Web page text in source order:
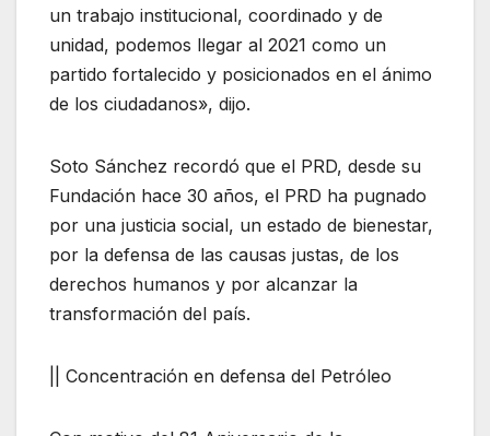
un trabajo institucional, coordinado y de
unidad, podemos llegar al 2021 como un
partido fortalecido y posicionados en el ánimo
de los ciudadanos», dijo.
Soto Sánchez recordó que el PRD, desde su
Fundación hace 30 años, el PRD ha pugnado
por una justicia social, un estado de bienestar,
por la defensa de las causas justas, de los
derechos humanos y por alcanzar la
transformación del país.
|| Concentración en defensa del Petróleo